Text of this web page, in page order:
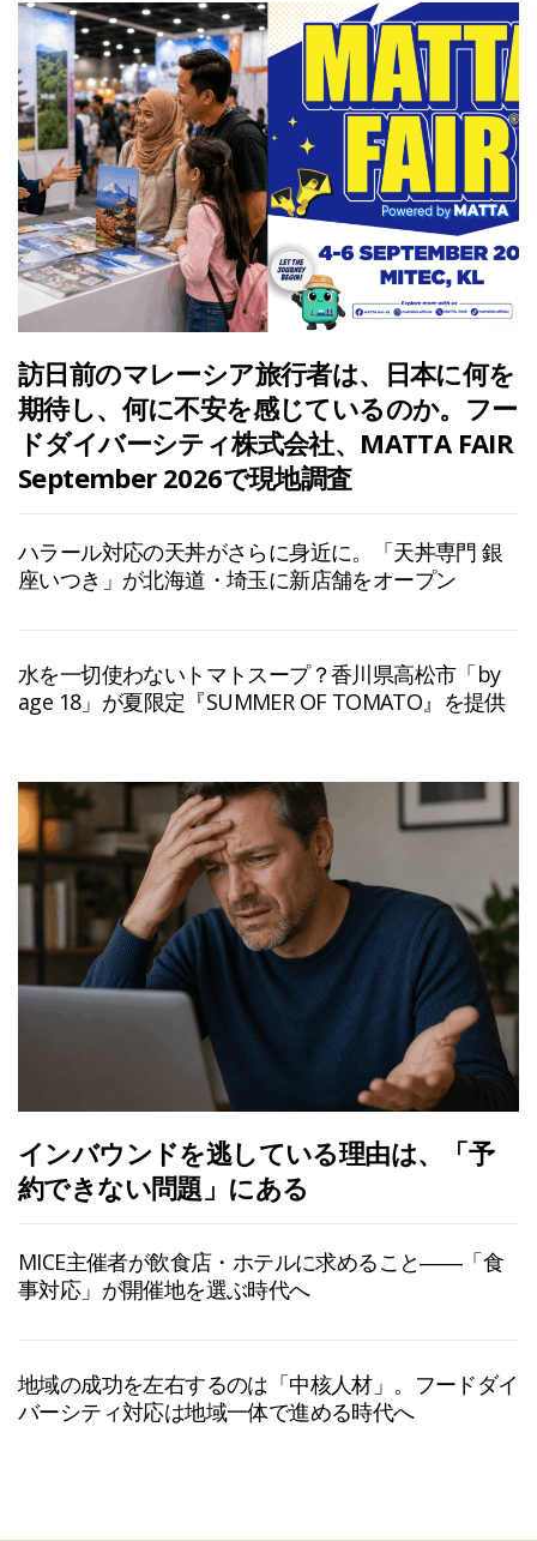
訪日前のマレーシア旅行者は、日本に何を
期待し、何に不安を感じているのか。フー
ドダイバーシティ株式会社、MATTA FAIR
September 2026で現地調査
ハラール対応の天丼がさらに身近に。「天丼専門 銀
座いつき」が北海道・埼玉に新店舗をオープン
水を一切使わないトマトスープ？香川県高松市「by
age 18」が夏限定『SUMMER OF TOMATO』を提供
インバウンドを逃している理由は、「予
約できない問題」にある
MICE主催者が飲食店・ホテルに求めること――「食
事対応」が開催地を選ぶ時代へ
地域の成功を左右するのは「中核人材」。フードダイ
バーシティ対応は地域一体で進める時代へ